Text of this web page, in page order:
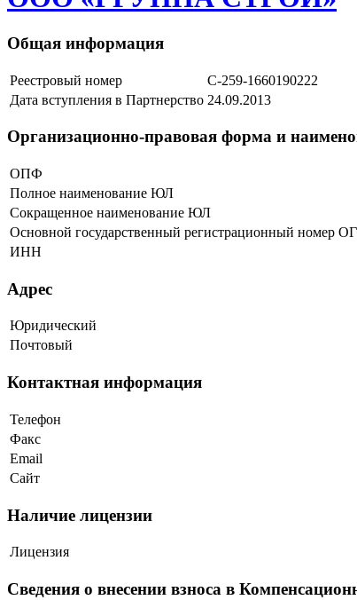
Общая информация
Реестровый номер
C-259-1660190222
Дата вступления в Партнерство 24.09.2013
Организационно-правовая форма и
ОПФ
Полное наименование ЮЛ
Сокращенное наименование ЮЛ
Основной государственный регистрационный номер
ИНН
Адрес
Юридический
Почтовый
Контактная информация
Телефон
Факс
Email
Сайт
Наличие лицензии
Лицензия
Сведения о внесении взноса в